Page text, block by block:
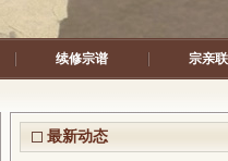
续修宗谱 宗亲
最新动态